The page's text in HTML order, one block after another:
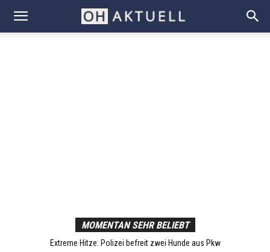
MOMENTAN SEHR BELIEBT
Verkehrsunfall mit Verdacht der Trunkenheit